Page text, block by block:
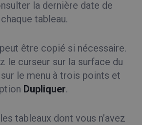
la dernière date de
tableau.
être copié si nécessaire.
le curseur sur la surface du
le menu à trois points et
Dupliquer.
tableaux dont vous n’avez